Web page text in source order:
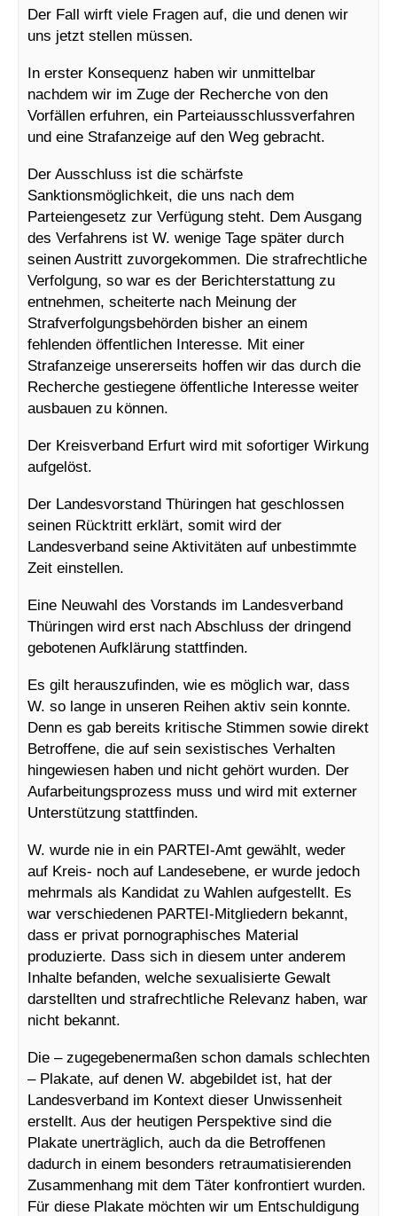
Der Fall wirft viele Fragen auf, die und denen wir
uns jetzt stellen müssen.
In erster Konsequenz haben wir unmittelbar
nachdem wir im Zuge der Recherche von den
Vorfällen erfuhren, ein Parteiausschlussverfahren
und eine Strafanzeige auf den Weg gebracht.
Der Ausschluss ist die schärfste
Sanktionsmöglichkeit, die uns nach dem
Parteiengesetz zur Verfügung steht. Dem Ausgang
des Verfahrens ist W. wenige Tage später durch
seinen Austritt zuvorgekommen. Die strafrechtliche
Verfolgung, so war es der Berichterstattung zu
entnehmen, scheiterte nach Meinung der
Strafverfolgungsbehörden bisher an einem
fehlenden öffentlichen Interesse. Mit einer
Strafanzeige unsererseits hoffen wir das durch die
Recherche gestiegene öffentliche Interesse weiter
ausbauen zu können.
Der Kreisverband Erfurt wird mit sofortiger Wirkung
aufgelöst.
Der Landesvorstand Thüringen hat geschlossen
seinen Rücktritt erklärt, somit wird der
Landesverband seine Aktivitäten auf unbestimmte
Zeit einstellen.
Eine Neuwahl des Vorstands im Landesverband
Thüringen wird erst nach Abschluss der dringend
gebotenen Aufklärung stattfinden.
Es gilt herauszufinden, wie es möglich war, dass
W. so lange in unseren Reihen aktiv sein konnte.
Denn es gab bereits kritische Stimmen sowie direkt
Betroffene, die auf sein sexistisches Verhalten
hingewiesen haben und nicht gehört wurden. Der
Aufarbeitungsprozess muss und wird mit externer
Unterstützung stattfinden.
W. wurde nie in ein PARTEI-Amt gewählt, weder
auf Kreis- noch auf Landesebene, er wurde jedoch
mehrmals als Kandidat zu Wahlen aufgestellt. Es
war verschiedenen PARTEI-Mitgliedern bekannt,
dass er privat pornographisches Material
produzierte. Dass sich in diesem unter anderem
Inhalte befanden, welche sexualisierte Gewalt
darstellten und strafrechtliche Relevanz haben, war
nicht bekannt.
Die – zugegebenermaßen schon damals schlechten
– Plakate, auf denen W. abgebildet ist, hat der
Landesverband im Kontext dieser Unwissenheit
erstellt. Aus der heutigen Perspektive sind die
Plakate unerträglich, auch da die Betroffenen
dadurch in einem besonders retraumatisierenden
Zusammenhang mit dem Täter konfrontiert wurden.
Für diese Plakate möchten wir um Entschuldigung